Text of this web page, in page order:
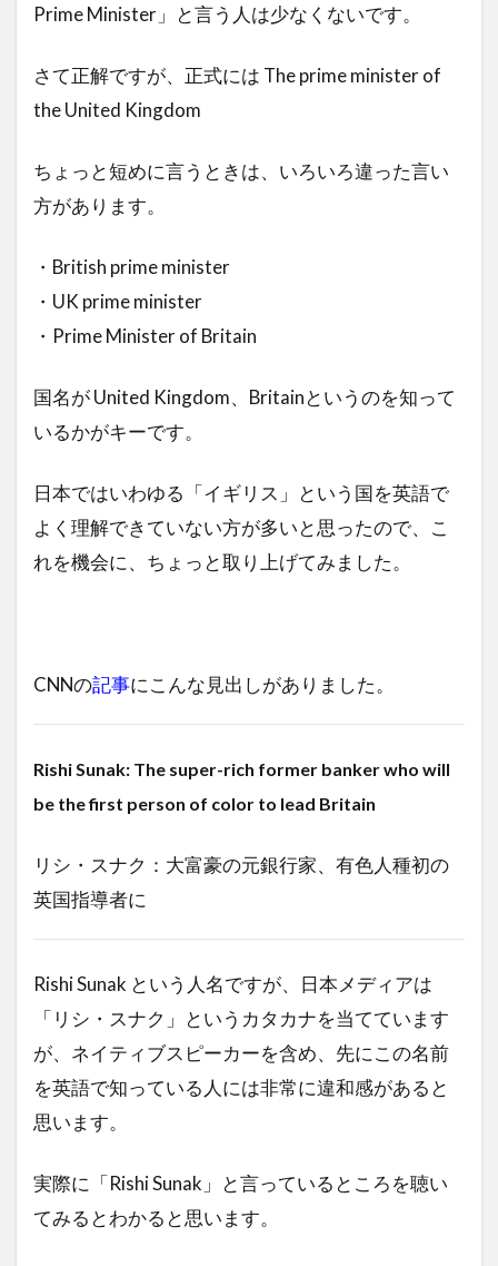
Prime Minister」と言う人は少なくないです。
さて正解ですが、正式には The prime minister of
the United Kingdom
ちょっと短めに言うときは、いろいろ違った言い
方があります。
・British prime minister
・UK prime minister
・Prime Minister of Britain
国名が United Kingdom、Britainというのを知って
いるかがキーです。
日本ではいわゆる「イギリス」という国を英語で
よく理解できていない方が多いと思ったので、こ
れを機会に、ちょっと取り上げてみました。
CNNの記事にこんな見出しがありました。
Rishi Sunak: The super-rich former banker who will
be the first person of color to lead Britain
リシ・スナク：大富豪の元銀行家、有色人種初の
英国指導者に
Rishi Sunak という人名ですが、日本メディアは
「リシ・スナク」というカタカナを当てています
が、ネイティブスピーカーを含め、先にこの名前
を英語で知っている人には非常に違和感があると
思います。
実際に「Rishi Sunak」と言っているところを聴い
てみるとわかると思います。